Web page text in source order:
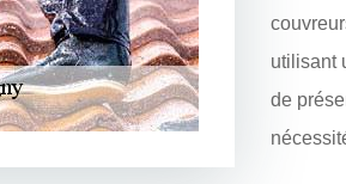
utilisant
de